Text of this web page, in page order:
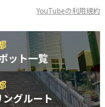
YouTubeの利用規約
ット一覧
グルート